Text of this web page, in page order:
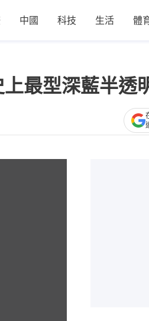
中國 科技 生活 體
最型深藍半透